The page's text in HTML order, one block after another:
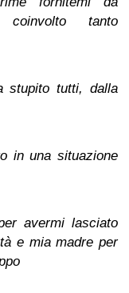
tanto
stupito tutti, dalla
in una situazione
avermi lasciato
e mia madre per